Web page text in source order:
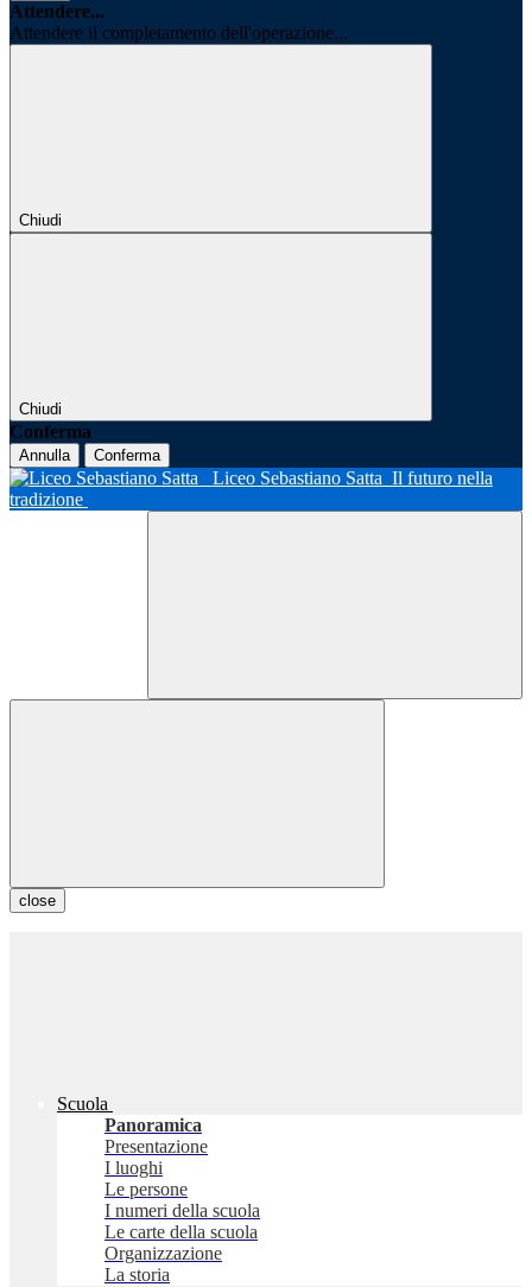
Attendere...
Attendere il completamento dell'operazione...
Chiudi
Chiudi
Conferma
Annulla Conferma
Liceo Sebastiano Satta Il futuro nella
tradizione
close
Scuola
Panoramica
Presentazione
I luoghi
Le persone
I numeri della scuola
Le carte della scuola
Organizzazione
La storia